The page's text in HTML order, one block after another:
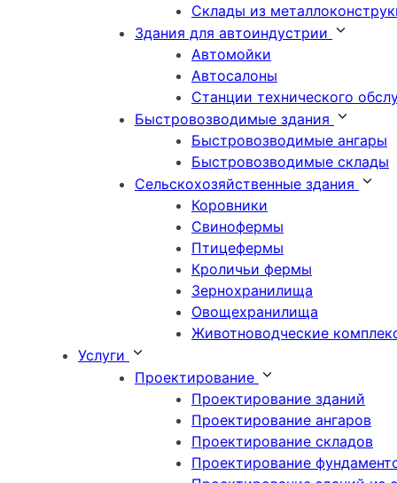
Склады из
Здания для автоиндустрии
Автомойки
Автосалоны
Станции технического
Быстровозводимые здания
Быстровозводимые ангары
Быстровозводимые склады
Сельскохозяйственные здания
Коровники
Свинофермы
Птицефермы
Кроличьи фермы
Зернохранилища
Овощехранилища
Животноводческие
Услуги
Проектирование
Проектирование зданий
Проектирование ангаров
Проектирование складов
Проектирование